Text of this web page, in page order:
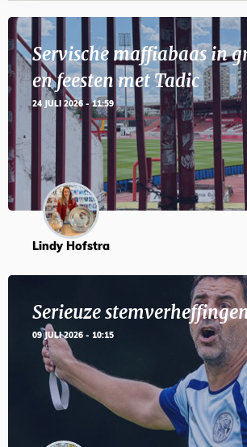
Servische maffiabaas in
en feesten met Tadic
24 JULI 2026 - 11:59
Lindy Hofstra
Serieuze
09 JULI 2026 - 10:15